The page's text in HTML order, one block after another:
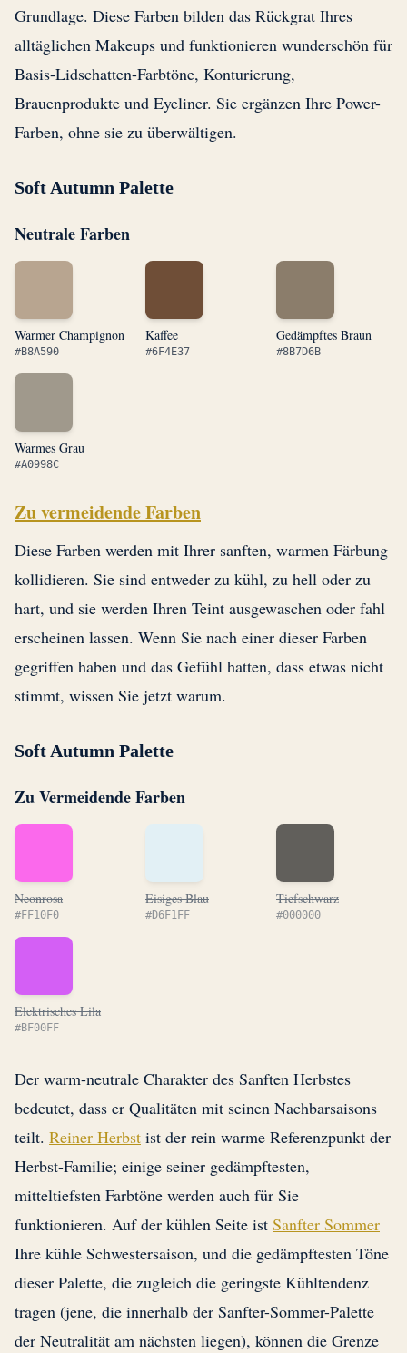
Grundlage. Diese Farben bilden das Rückgrat Ihres
alltäglichen Makeups und funktionieren wunderschön für
Basis-Lidschatten-Farbtöne, Konturierung,
Brauenprodukte und Eyeliner. Sie ergänzen Ihre Power-
Farben, ohne sie zu überwältigen.
Soft Autumn Palette
Neutrale Farben
Warmer Champignon
#B8A590
Kaffee
#6F4E37
Gedämpftes Braun
#8B7D6B
Warmes Grau
#A0998C
Zu vermeidende Farben
Diese Farben werden mit Ihrer sanften, warmen Färbung
kollidieren. Sie sind entweder zu kühl, zu hell oder zu
hart, und sie werden Ihren Teint ausgewaschen oder fahl
erscheinen lassen. Wenn Sie nach einer dieser Farben
gegriffen haben und das Gefühl hatten, dass etwas nicht
stimmt, wissen Sie jetzt warum.
Soft Autumn Palette
Zu Vermeidende Farben
Neonrosa
#FF10F0
Eisiges Blau
#D6F1FF
Tiefschwarz
#000000
Elektrisches Lila
#BF00FF
Der warm-neutrale Charakter des Sanften Herbstes
bedeutet, dass er Qualitäten mit seinen Nachbarsaisons
teilt. Reiner Herbst ist der rein warme Referenzpunkt der
Herbst-Familie; einige seiner gedämpftesten,
mitteltiefsten Farbtöne werden auch für Sie
funktionieren. Auf der kühlen Seite ist Sanfter Sommer
Ihre kühle Schwestersaison, und die gedämpftesten Töne
dieser Palette, die zugleich die geringste Kühltendenz
tragen (jene, die innerhalb der Sanfter-Sommer-Palette
der Neutralität am nächsten liegen), können die Grenze